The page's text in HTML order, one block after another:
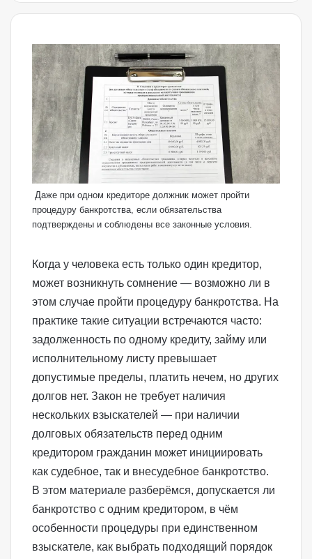
Даже при одном кредиторе должник может пройти
процедуру банкротства, если обязательства
подтверждены и соблюдены все законные условия.
Когда у человека есть только один кредитор,
может возникнуть сомнение — возможно ли в
этом случае пройти процедуру банкротства. На
практике такие ситуации встречаются часто:
задолженность по одному кредиту, займу или
исполнительному листу превышает
допустимые пределы, платить нечем, но других
долгов нет. Закон не требует наличия
нескольких взыскателей — при наличии
долговых обязательств перед одним
кредитором гражданин может инициировать
как судебное, так и внесудебное банкротство.
В этом материале разберёмся, допускается ли
банкротство с одним кредитором, в чём
особенности процедуры при единственном
взыскателе, как выбрать подходящий порядок